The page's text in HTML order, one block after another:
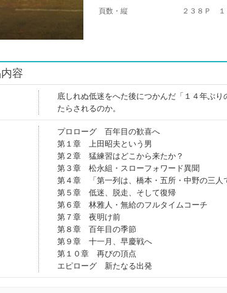
頁数・縦
２３８Ｐ １
容
底しれぬ低迷をへた後につかんだ「１４年ぶ
たらされるのか。
プロローグ 百年目の歓喜へ
第１章 上田昭夫という男
第２章 猛練習はどこから来たか？
第３章 松永組・スローフォワード異聞
第４章 「第一列は、橋本・五所・中野の三人
第５章 低迷、脱走、そして復帰
第６章 林雅人・無給のフルタイムコーチ
第７章 夜明け前
第８章 百年目の季節
第９章 十一月、早慶戦へ
第１０章 再びの頂点
エピローグ 新たなる出発